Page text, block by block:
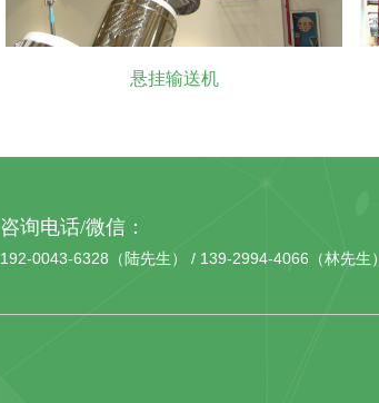
悬挂输送机
咨询电话/微信：
192-0043-6328（陆先生） / 139-2994-4066（林先生）